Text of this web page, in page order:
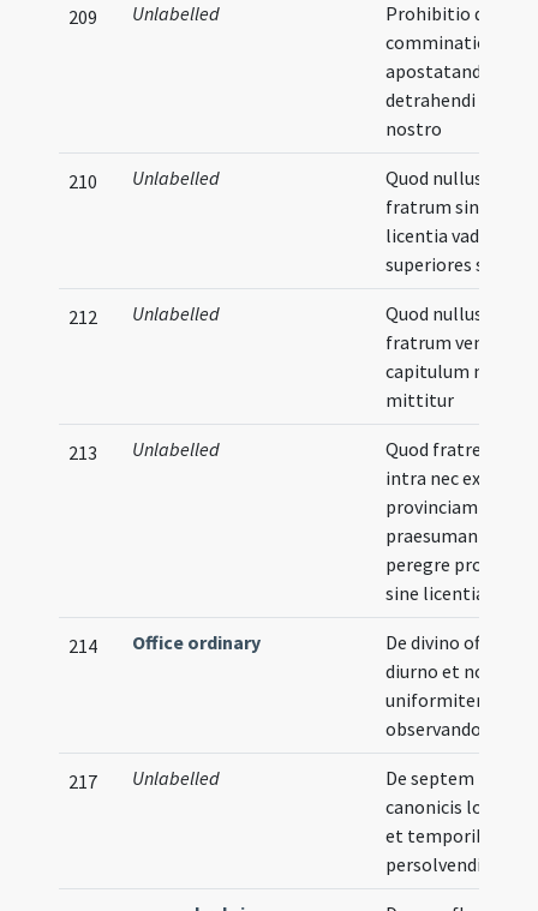
209 Unlabelled
Prohibitio de
comminatione
apostatandi et
detrahendi ordini
nostro
210 Unlabelled
Quod nullus
fratrum sine
licentia vadat ad
superiores suos
212 Unlabelled
Quod nullus
fratrum veniat ad
capitulum nisi qui
mittitur
213 Unlabelled
Quod fratres nec
intra nec extra
provinciam
praesumant
peregre proficisci
sine licentia
214 Office ordinary
De divino officio
diurno et
uniformiter
observando
217 Unlabelled
De septem horis
canonicis locis
et temporibus
persolvendis